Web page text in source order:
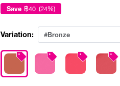
Save ฿40 (24%)
Variation: #Bronze